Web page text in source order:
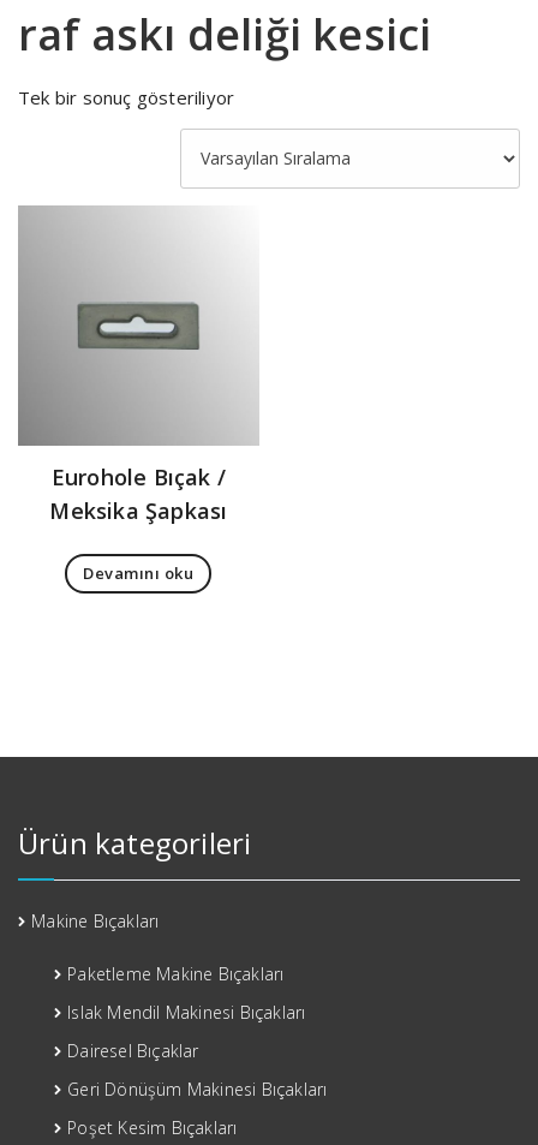
raf askı deliği kesici
Tek bir sonuç gösteriliyor
Eurohole Bıçak /
Meksika Şapkası
Devamını oku
Ürün kategorileri
Makine Bıçakları
Paketleme Makine Bıçakları
Islak Mendil Makinesi Bıçakları
Dairesel Bıçaklar
Geri Dönüşüm Makinesi Bıçakları
Poşet Kesim Bıçakları